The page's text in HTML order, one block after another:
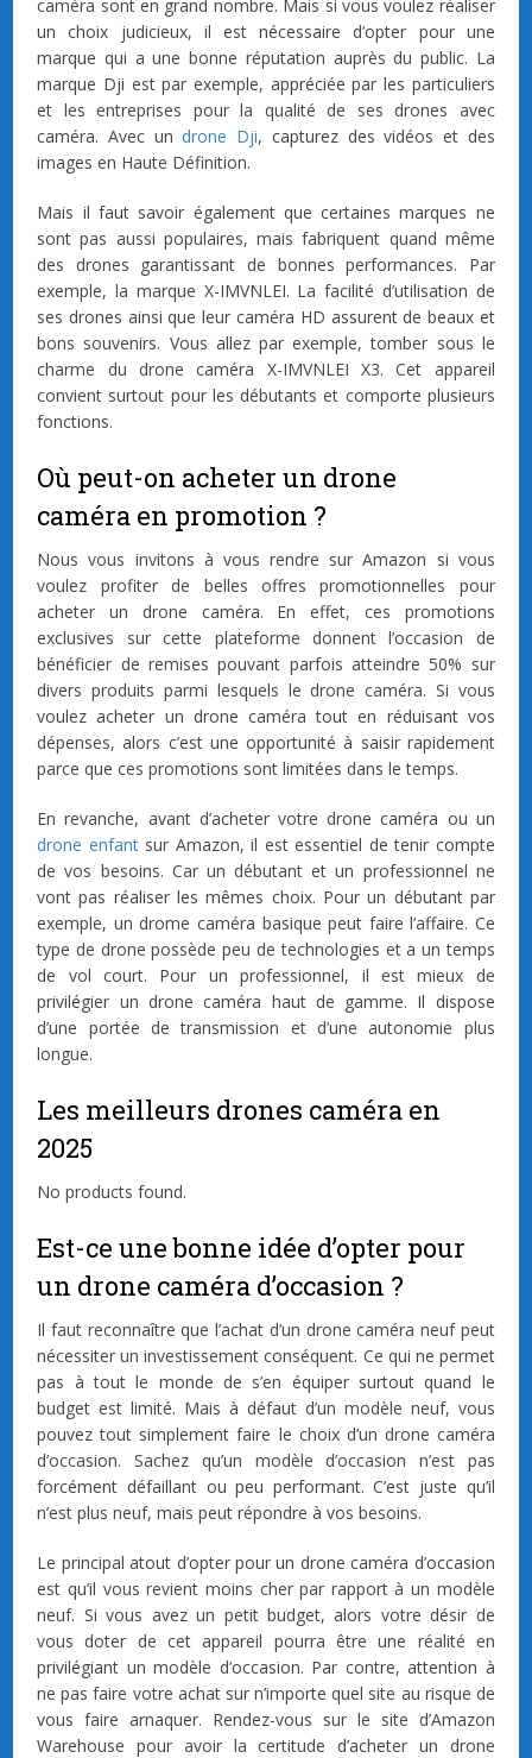
caméra sont en grand nombre. Mais si vous voulez réaliser
un choix judicieux, il est nécessaire d’opter pour une
marque qui a une bonne réputation auprès du public. La
marque Dji est par exemple, appréciée par les particuliers
et les entreprises pour la qualité de ses drones avec
caméra. Avec un drone Dji, capturez des vidéos et des
images en Haute Définition.
Mais il faut savoir également que certaines marques ne
sont pas aussi populaires, mais fabriquent quand même
des drones garantissant de bonnes performances. Par
exemple, la marque X-IMVNLEI. La facilité d’utilisation de
ses drones ainsi que leur caméra HD assurent de beaux et
bons souvenirs. Vous allez par exemple, tomber sous le
charme du drone caméra X-IMVNLEI X3. Cet appareil
convient surtout pour les débutants et comporte plusieurs
fonctions.
Où peut-on acheter un drone
caméra en promotion ?
Nous vous invitons à vous rendre sur Amazon si vous
voulez profiter de belles offres promotionnelles pour
acheter un drone caméra. En effet, ces promotions
exclusives sur cette plateforme donnent l’occasion de
bénéficier de remises pouvant parfois atteindre 50% sur
divers produits parmi lesquels le drone caméra. Si vous
voulez acheter un drone caméra tout en réduisant vos
dépenses, alors c’est une opportunité à saisir rapidement
parce que ces promotions sont limitées dans le temps.
En revanche, avant d’acheter votre drone caméra ou un
drone enfantsur Amazon, il est essentiel de tenir compte
de vos besoins. Car un débutant et un professionnel ne
vont pas réaliser les mêmes choix. Pour un débutant par
exemple, un drome caméra basique peut faire l’affaire. Ce
type de drone possède peu de technologies et a un temps
de vol court. Pour un professionnel, il est mieux de
privilégier un drone caméra haut de gamme. Il dispose
d’une portée de transmission et d’une autonomie plus
longue.
Les meilleurs drones caméra en
2025
No products found.
Est-ce une bonne idée d’opter pour
un drone caméra d’occasion ?
Il faut reconnaître que l’achat d’un drone caméra neuf peut
nécessiter un investissement conséquent. Ce qui ne permet
pas à tout le monde de s’en équiper surtout quand le
budget est limité. Mais à défaut d’un modèle neuf, vous
pouvez tout simplement faire le choix d’un drone caméra
d’occasion. Sachez qu’un modèle d’occasion n’est pas
forcément défaillant ou peu performant. C’est juste qu’il
n’est plus neuf, mais peut répondre à vos besoins.
Le principal atout d’opter pour un drone caméra d’occasion
est qu’il vous revient moins cher par rapport à un modèle
neuf. Si vous avez un petit budget, alors votre désir de
vous doter de cet appareil pourra être une réalité en
privilégiant un modèle d’occasion. Par contre, attention à
ne pas faire votre achat sur n’importe quel site au risque de
vous faire arnaquer. Rendez-vous sur le site d’Amazon
Warehouse pour avoir la certitude d’acheter un drone